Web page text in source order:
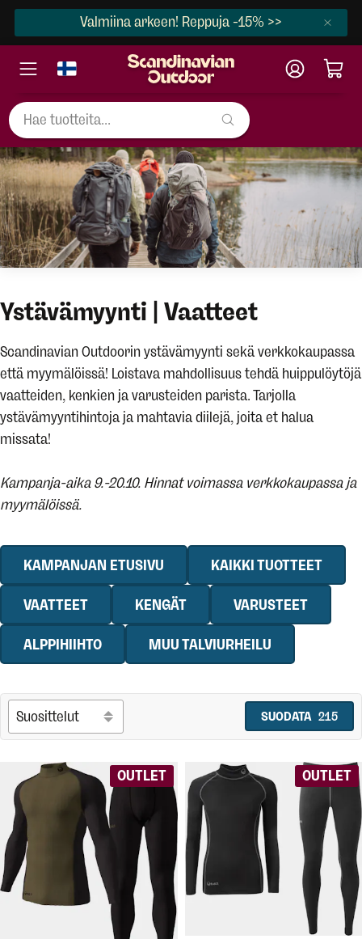
Valmiina arkeen! Reppuja -15% >>
Ystävämyynti | Vaatteet
Scandinavian Outdoorin ystävämyynti sekä verkkokaupassa
että myymälöissä! Loistava mahdollisuus tehdä huippulöytöjä
vaatteiden, kenkien ja varusteiden parista. Tarjolla
ystävämyyntihintoja ja mahtavia diilejä, joita et halua
missata!
Kampanja-aika 9.-20.10. Hinnat voimassa verkkokaupassa ja
myymälöissä.
KAMPANJAN ETUSIVU KAIKKI TUOTTEET
VAATTEET KENGÄT VARUSTEET
ALPPIHIIHTO MUU TALVIURHEILU
SUODATA 215
OUTLET OUTLET